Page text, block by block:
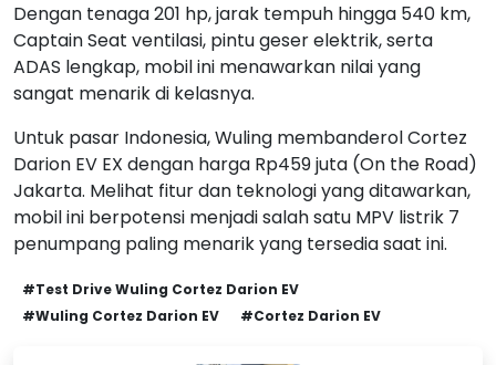
Dengan tenaga 201 hp, jarak tempuh hingga 540 km,
Captain Seat ventilasi, pintu geser elektrik, serta
ADAS lengkap, mobil ini menawarkan nilai yang
sangat menarik di kelasnya.
Untuk pasar Indonesia, Wuling membanderol Cortez
Darion EV EX dengan harga Rp459 juta (On the Road)
Jakarta. Melihat fitur dan teknologi yang ditawarkan,
mobil ini berpotensi menjadi salah satu MPV listrik 7
penumpang paling menarik yang tersedia saat ini.
#Test Drive Wuling Cortez Darion EV
#Wuling Cortez Darion EV
#Cortez Darion EV